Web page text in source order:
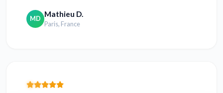
MD Mathieu D.
Paris, France